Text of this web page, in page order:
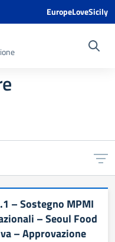
EuropeLoveSicily
– Sostegno MPMI
– Seoul Food
– Approvazione